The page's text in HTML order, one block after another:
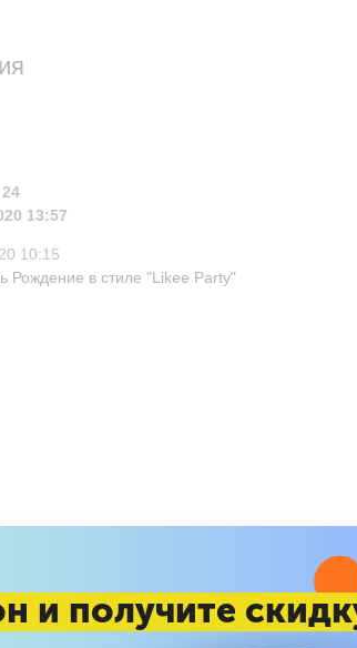
24
13:57
10:15
Рождение в стиле "Likee Party"
и получите